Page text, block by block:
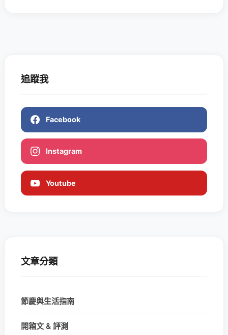
追蹤我
Facebook
Instagram
Youtube
文章分類
節慶與生活指南
開箱文 & 評測